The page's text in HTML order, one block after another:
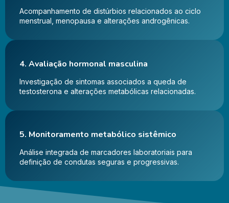
Acompanhamento de distúrbios relacionados ao ciclo
menstrual, menopausa e alterações androgênicas.
4. Avaliação hormonal masculina
Investigação de sintomas associados a queda de
testosterona e alterações metabólicas relacionadas.
5. Monitoramento metabólico sistêmico
Análise integrada de marcadores laboratoriais para
definição de condutas seguras e progressivas.